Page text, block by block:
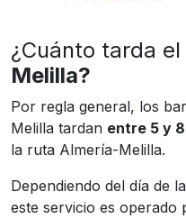
¿Cuánto tarda el
Melilla?
Por regla general, los
Melilla tardan entre 5 y
la ruta Almería-Melilla.
Dependiendo del día de
este servicio es operado